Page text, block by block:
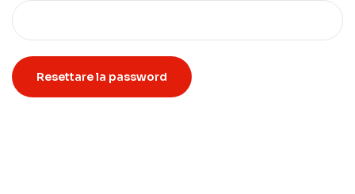
Resettare la password